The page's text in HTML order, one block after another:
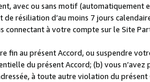
avec ou sans motif (automatiquement
de résiliation d’au moins 7 jours
connectant à votre compte sur le Site
fin au présent Accord, ou suspendre
du présent Accord; (b) vous
à toute autre violation du